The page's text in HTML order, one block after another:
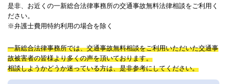
是非、お近くの一新総合法律事務所の交通事故無料法律相談をご利用く
ださい。
※弁護士費用特約利用の場合を除く
一新総合法律事務所では、交通事故無料相談をご利用いただいた交通事
故被害者の皆様より多くの声を頂いております。
相談しようかどうか迷っている方は、是非参考にしてください。